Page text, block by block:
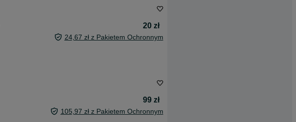
20 zł
24,67 zł z Pakietem Ochronnym
99 zł
105,97 zł z Pakietem Ochronnym